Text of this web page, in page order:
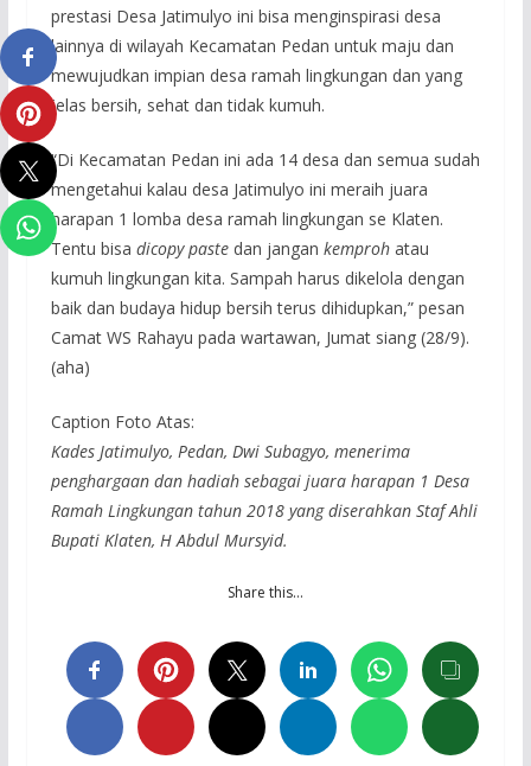
prestasi Desa Jatimulyo ini bisa menginspirasi desa
lainnya di wilayah Kecamatan Pedan untuk maju dan
mewujudkan impian desa ramah lingkungan dan yang
jelas bersih, sehat dan tidak kumuh.
“Di Kecamatan Pedan ini ada 14 desa dan semua sudah
mengetahui kalau desa Jatimulyo ini meraih juara
harapan 1 lomba desa ramah lingkungan se Klaten.
Tentu bisa dicopy pastedan jangan kemprohatau
kumuh lingkungan kita. Sampah harus dikelola dengan
baik dan budaya hidup bersih terus dihidupkan,” pesan
Camat WS Rahayu pada wartawan, Jumat siang (28/9).
(aha)
Caption Foto Atas:
Kades Jatimulyo, Pedan, Dwi Subagyo, menerima
penghargaan dan hadiah sebagai juara harapan 1 Desa
Ramah Lingkungan tahun 2018 yang diserahkan Staf Ahli
Bupati Klaten, H Abdul Mursyid.
Share this…